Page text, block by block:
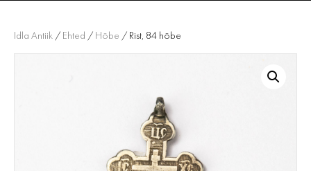
Idla Antiik / Ehted / Hõbe / Rist, 84 hõbe